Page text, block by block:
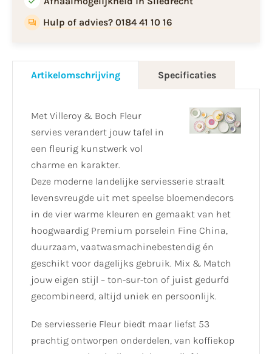
Hulp of advies? 0184 41 10 16
Artikelomschrijving Specificaties
Met Villeroy & Boch Fleur
servies verandert jouw tafel in
een fleurig kunstwerk vol
charme en karakter.
Deze moderne landelijke serviesserie straalt
levensvreugde uit met speelse bloemendecors
in de vier warme kleuren en gemaakt van het
hoogwaardig Premium porselein Fine China,
duurzaam, vaatwasmachinebestendig én
geschikt voor dagelijks gebruik. Mix & Match
jouw eigen stijl – ton-sur-ton of juist gedurfd
gecombineerd, altijd uniek en persoonlijk.
De serviesserie Fleur biedt maar liefst 53
prachtig ontworpen onderdelen, van koffiekop